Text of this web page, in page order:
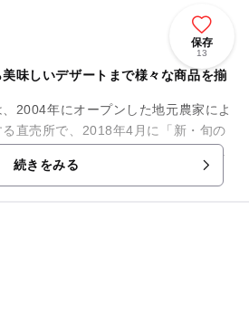
保存
13
味しいデザートまで様々な商品を揃
、2004年にオープンした地元農家によ
直売所で、2018年4月に「新・旬の
施設の隣接地にリニューアルオープ
続きをみる